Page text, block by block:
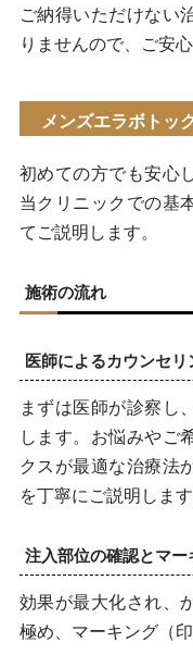
ご納得いただけない
りませんので、ご安心
メンズエラボトッ
初めての方でも安心
当クリニックでの基
てご説明します。
施術の流れ
医師によるカウンセリ
まずは医師が診察し
します。お悩みやご
クスが最適な治療法
を丁寧にご説明します
注入部位の確認とマー
効果が最大化され、
極め、マーキング（